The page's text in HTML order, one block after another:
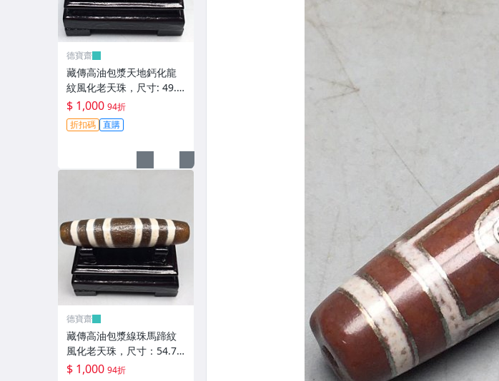
德寶齋
藏傳高油包漿天地鈣化龍
紋風化老天珠，尺寸: 49.6
×13.5左右，材質：瑪瑙，
天珠 瑪瑙 硃砂【德寶齋】
406
$ 1,000 94折
折扣碼 直購
德寶齋
藏傳高油包漿線珠馬蹄紋
風化老天珠，尺寸：54.7×
13左右，材質：瑪瑙，玉
$ 1,000 94折